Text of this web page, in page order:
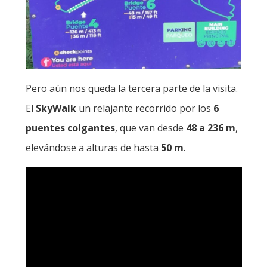
Pero aún nos queda la tercera parte de la visita.
El SkyWalkun relajante recorrido por los 6
puentes colgantes, que van desde 48 a 236 m,
elevándose a alturas de hasta 50 m.